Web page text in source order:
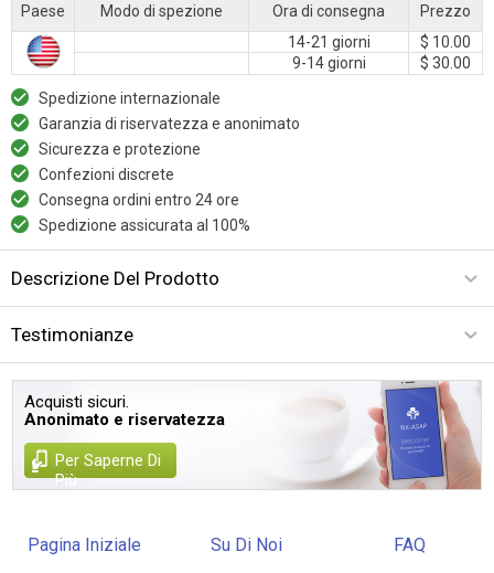
Paese Modo di spezione Ora di consegna
Prezzo
14-21 giorni
$ 10.00
9-14 giorni
$ 30.00
Spedizione internazionale
Garanzia di riservatezza e anonimato
Sicurezza e protezione
Confezioni discrete
Consegna ordini entro 24 ore
Spedizione assicurata al 100%
Descrizione Del Prodotto
Testimonianze
Acquisti sicuri.
Anonimato e riservatezza
Per Saperne Di
Più
Pagina Iniziale Su Di Noi FAQ